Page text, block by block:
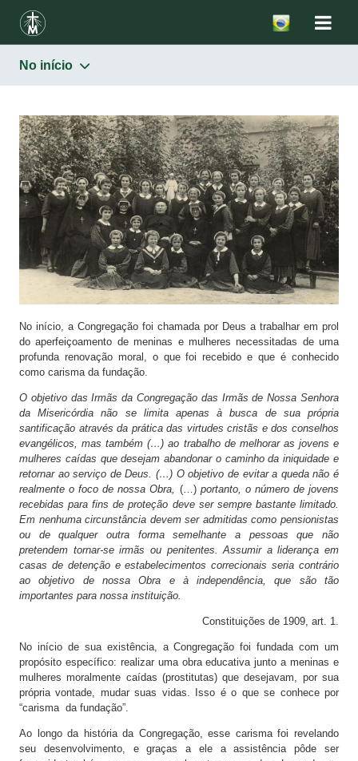
No início
Hoje
No início, a Congregação foi chamada por Deus a trabalhar em prol
do aperfeiçoamento de meninas e mulheres necessitadas de uma
profunda renovação moral, o que foi recebido e que é conhecido
como carisma da fundação.
O objetivo das Irmãs da Congregação das Irmãs de Nossa Senhora
da Misericórdia não se limita apenas à busca de sua própria
santificação através da prática das virtudes cristãs e dos conselhos
evangélicos, mas também (…) ao trabalho de melhorar as jovens e
mulheres caídas que desejam abandonar o caminho da iniquidade e
retornar ao serviço de Deus. (…) O objetivo de evitar a queda não é
realmente o foco de nossa Obra, (…)portanto, o número de jovens
recebidas para fins de proteção deve ser sempre bastante limitado.
Em nenhuma circunstância devem ser admitidas como pensionistas
ou de qualquer outra forma semelhante a pessoas que não
pretendem tornar-se irmãs ou penitentes. Assumir a liderança em
casas de detenção e estabelecimentos correcionais seria contrário
ao objetivo de nossa Obra e à independência, que são tão
importantes para nossa instituição.
Constituições de 1909, art. 1.
No início de sua existência, a Congregação foi fundada com um
propósito específico: realizar uma obra educativa junto a meninas e
mulheres moralmente caídas (prostitutas) que desejavam, por sua
própria vontade, mudar suas vidas. Isso é o que se conhece por
“carisma da fundação”.
Ao longo da história da Congregação, esse carisma foi revelando
seu desenvolvimento, e graças a ele a assistência pôde ser